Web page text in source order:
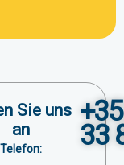
Sie uns
an
Telefon: 33